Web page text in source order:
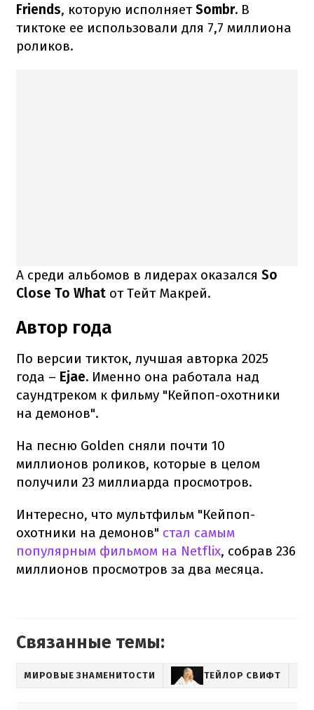
Friends, которую исполняетSombr. В
тиктоке ее использовали для 7,7 миллиона
роликов.
А среди альбомов в лидерах оказался So
Close To What от Тейт Макрей.
Автор года
По версии тикток, лучшая авторка 2025
года – Ejae. Именно она работала над
саундтреком к фильму "Кейпоп-охотники
на демонов".
На песню Golden сняли почти 10
миллионов роликов, которые в целом
получили 23 миллиарда просмотров.
Интересно, что мультфильм "Кейпоп-
охотники на демонов" стал самым
популярным фильмом на Netflix, собрав 236
миллионов просмотров за два месяца.
Связанные темы:
МИРОВЫЕ ЗНАМЕНИТОСТИ ТЕЙЛОР СВИФТ